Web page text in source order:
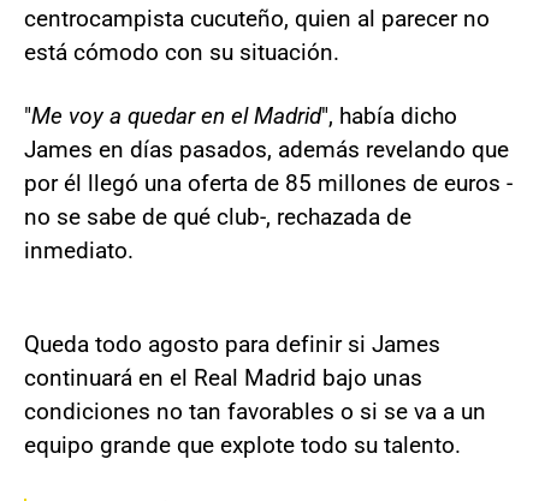
centrocampista cucuteño, quien al parecer no
está cómodo con su situación.
"Me voy a quedar en el Madrid", había dicho
James en días pasados, además revelando que
por él llegó una oferta de 85 millones de euros -
no se sabe de qué club-, rechazada de
inmediato.
Queda todo agosto para definir si James
continuará en el Real Madrid bajo unas
condiciones no tan favorables o si se va a un
equipo grande que explote todo su talento.